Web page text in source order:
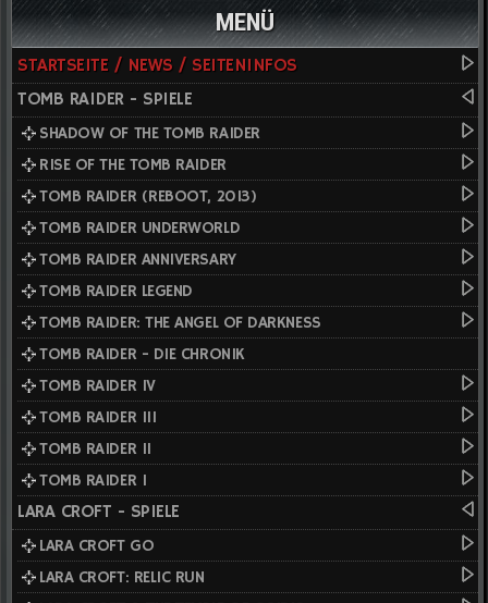
MENÜ
STARTSEITE / NEWS / SEITENINFOS
TOMB RAIDER - SPIELE
SHADOW OF THE TOMB RAIDER
RISE OF THE TOMB RAIDER
TOMB RAIDER (REBOOT, 2013)
TOMB RAIDER UNDERWORLD
TOMB RAIDER ANNIVERSARY
TOMB RAIDER LEGEND
TOMB RAIDER: THE ANGEL OF DARKNESS
TOMB RAIDER - DIE CHRONIK
TOMB RAIDER IV
TOMB RAIDER III
TOMB RAIDER II
TOMB RAIDER I
LARA CROFT - SPIELE
LARA CROFT GO
LARA CROFT: RELIC RUN